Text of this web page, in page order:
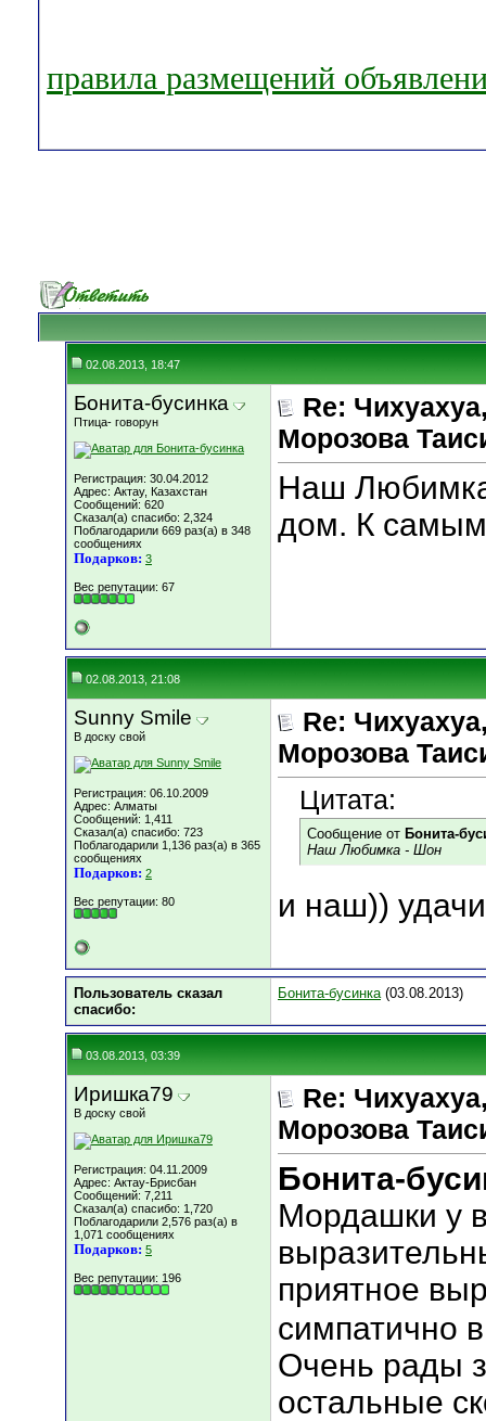
правила размещений
02.08.2013, 18:47
Бонита-бусинка
Птица- говорун
Регистрация: 30.04.2012
Адрес: Актау, Казахстан
Сообщений: 620
Сказал(а) спасибо: 2,324
Поблагодарили 669 раз(а) в 348
сообщениях
Подарков: 3
Вес репутации: 67
Re:
Морозова
Наш
дом. К
02.08.2013, 21:08
Sunny Smile
В доску свой
Регистрация: 06.10.2009
Адрес: Алматы
Сообщений: 1,411
Сказал(а) спасибо: 723
Поблагодарили 1,136 раз(а) в 365
сообщениях
Подарков: 2
Вес репутации: 80
Re:
Морозова
Цитата:
Сообщение от Бонита-
Наш Любимка - Шон
и наш))
Пользователь сказал
cпасибо:
Бонита-бусинка(03.08.2013)
03.08.2013, 03:39
Иришка79
В доску свой
Регистрация: 04.11.2009
Адрес: Актау-Брисбан
Сообщений: 7,211
Сказал(а) спасибо: 1,720
Поблагодарили 2,576 раз(а) в
1,071 сообщениях
Подарков: 5
Вес репутации: 196
Re:
Морозова
Бонита-
Мордашки у
приятное
симпатично
Очень рады
остальные